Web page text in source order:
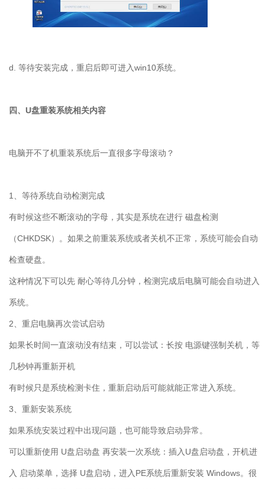
d. 等待安装完成，重启后即可进入win10系统。
四、U盘重装系统相关内容
电脑开不了机重装系统后一直很多字母滚动？
1 、等待系统自动检测完成
有时候这些不断滚动的字母，其实是系统在进行 磁盘检测
（CHKDSK）。如果之前重装系统或者关机不正常，系统可能会自动
检查硬盘。
这种情况下可以先 耐心等待几分钟，检测完成后电脑可能会自动进入
系统。
2 、重启电脑再次尝试启动
如果长时间一直滚动没有结束，可以尝试：长按 电源键强制关机，等
几秒钟再重新开机
有时候只是系统检测卡住，重新启动后可能就能正常进入系统。
3 、重新安装系统
如果系统安装过程中出现问题，也可能导致启动异常。
可以重新使用 U盘启动盘 再安装一次系统：插入 U盘启动盘，开机进
入 启动菜单，选择 U盘启动，进入 PE系统后重新安装 Windows。很